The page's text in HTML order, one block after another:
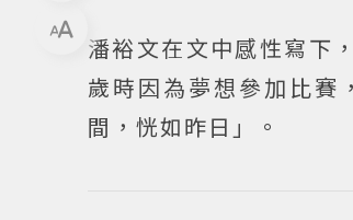
潘裕文在文中感性寫下
歲時因為夢想參加比賽
間，恍如昨日」。